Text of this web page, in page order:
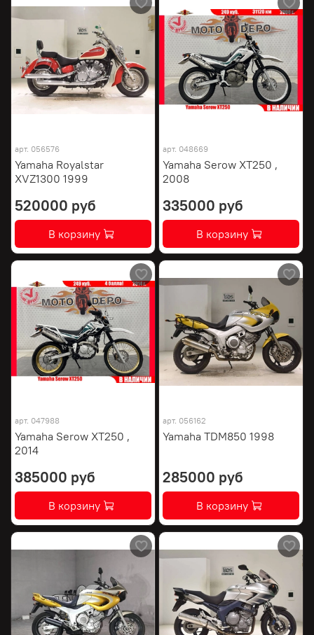
арт. 056576
Yamaha Royalstar
XVZ1300 1999
520000 руб
В корзину
арт. 048669
Yamaha Serow XT250 ,
2008
335000 руб
В корзину
арт. 047988
Yamaha Serow XT250 ,
2014
385000 руб
В корзину
арт. 056162
Yamaha TDM850 1998
285000 руб
В корзину